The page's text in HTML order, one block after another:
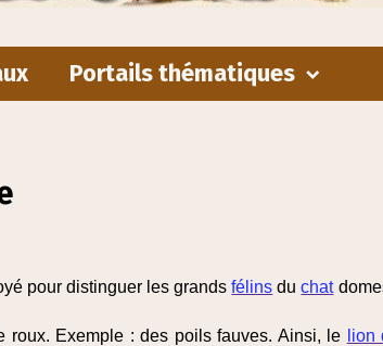
Portails thématiques
pour distinguer les grandsfélins duchat
Exemple : des poils fauves. Ainsi, le lion